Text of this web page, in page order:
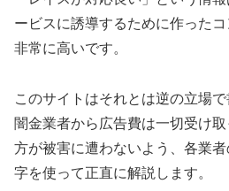
ービスに誘導するために作った
非常に高いです。
このサイトはそれとは逆の立場
闇金業者から広告費は一切受け
方が被害に遭わないよう、各業
字を使って正直に解説します。